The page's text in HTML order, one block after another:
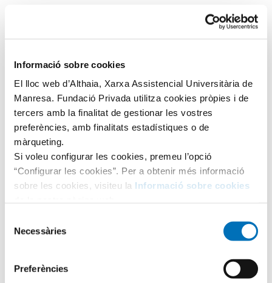
Informació sobre cookies
El lloc web d’Althaia, Xarxa Assistencial Universitària de
Manresa. Fundació Privada utilitza cookies pròpies i de
tercers amb la finalitat de gestionar les vostres
preferències, amb finalitats estadístiques o de
màrqueting.
Si voleu configurar les cookies, premeu l’opció
“Configurar les cookies”. Per a obtenir més informació
sobre les cookies, visiteu la Informació sobre cookies
Necessàries
Preferències
for
Categories